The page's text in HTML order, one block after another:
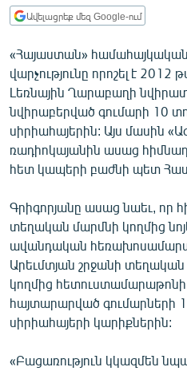
ՏՆՏԵՍՈՒԹՅՈՒՆ
ՊԱՏԵՐԱԶՄԻ 6 ՇԱԲԱԹՆԵՐԸ
ՏԱՐԱԾԱՇՐՋԱՆ
ՄԻՋԱԶԳԱՅԻՆ
ՄՇԱԿՈՒՅԹ
ՍՊՈՐՏ
ՄԵԿՆԱԲԱՆՈՒԹՅՈՒՆ
ՏՏ ԵՒ ԻՆՏԵՐՆԵՏ
ԿՈՐՈՆԱՎԻՐՈՒՍ
ԱՐԽԻՎ
ՏԵՍԱՆՅՈՒԹԵՐ
ԲԱՆԱՎԵՃ
Ավելացրեք մեզ Google-ում
«Հայաստան»
վարչությունը որոշել է
Լեռնային Ղարաբաղի
նվիրաբերված գումարի 10
սիրիահայերին: Այս մասին
ռադիոկայանին ասաց
հետ կապերի բաժնի պետ
Գրիգորյանը ասաց նաեւ, որ
տեղական մարմնի կողմից
ավանդական
Արեւմտյան շրջանի
կողմից հետուստամարաթոնի
հայտարարված գումարների
սիրիահայերի կարիքներին:
«Բացառություն կկազմեն